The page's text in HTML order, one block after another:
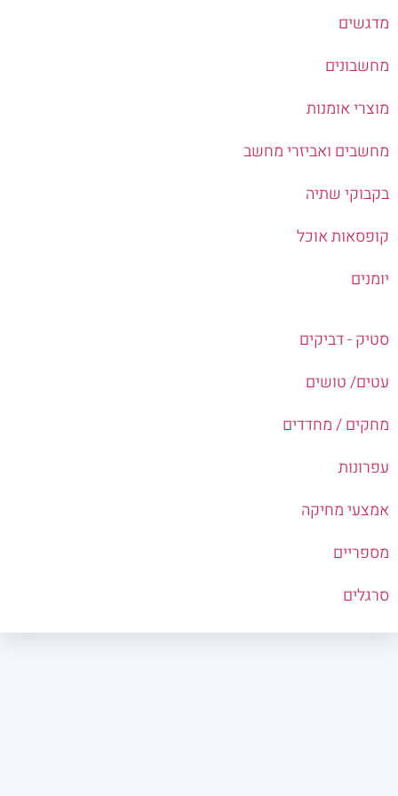
מדגשים
מחשבונים
מוצרי אומנות
מחשבים ואביזרי מחשב
בקבוקי שתיה
קופסאות אוכל
יומנים
סטיק - דביקים
עטים/ טושים
מחקים / מחדדים
עפרונות
אמצעי מחיקה
מספריים
סרגלים